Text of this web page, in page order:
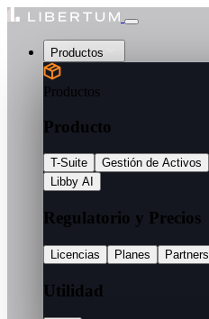
Productos
Productos
Producto
T-Suite Gestión de Activos
Libby AI
Regulatorio y Precios
Licencias Planes Partners
Utilidad